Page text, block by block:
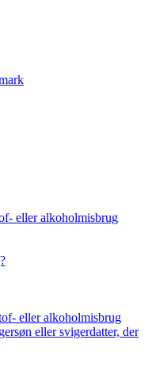
eller alkoholmisbrug
eller alkoholmisbrug
eller svigerdatter, der